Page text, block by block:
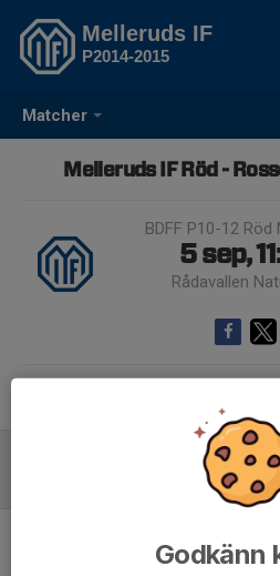
Matcher
Melleruds IF
P2014-2015
Melleruds IF Röd -
BDFF P10-12
5 sep,
Rådavallen
Inget
Godkänn